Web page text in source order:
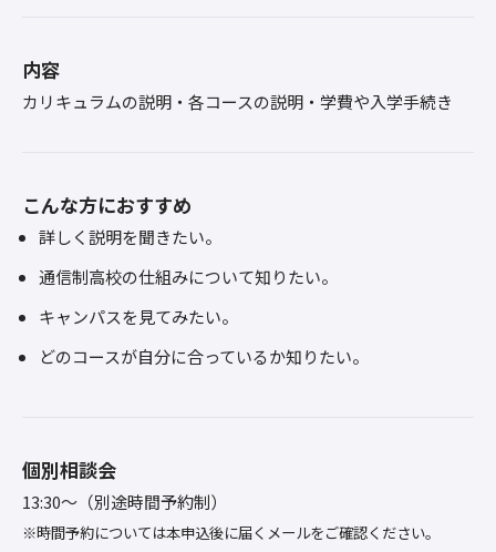
内容
カリキュラムの説明・各コースの説明・学費や入学手続き
こんな方におすすめ
詳しく説明を聞きたい。
通信制高校の仕組みについて知りたい。
キャンパスを見てみたい。
どのコースが自分に合っているか知りたい。
個別相談会
13:30～（別途時間予約制）
※時間予約については本申込後に届くメールをご確認ください。